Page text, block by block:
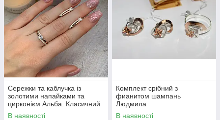
Сережки та каблучка із
золотими напайками та
цирконієм Альба. Класичний
гарнітур зі срібла з золотом
В наявності
Комплект срібний з
фианитом шампань
Людмила
В наявності